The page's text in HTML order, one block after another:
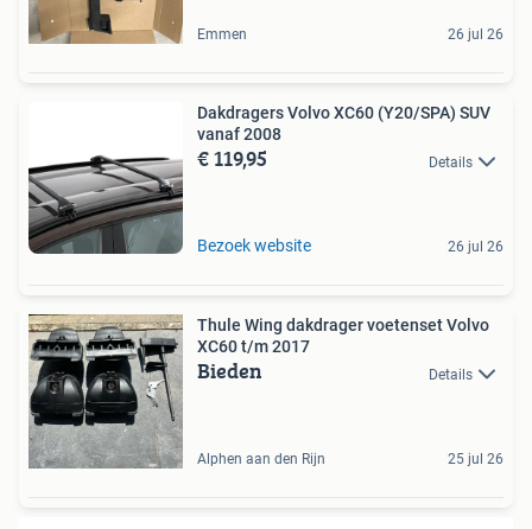
Emmen 26 jul 26
Dakdragers Volvo XC60 (Y20/SPA) SUV
vanaf 2008
€ 119,95 Details
Bezoek website 26 jul 26
Thule Wing dakdrager voetenset Volvo
XC60 t/m 2017
Bieden Details
Alphen aan den Rijn 25 jul 26